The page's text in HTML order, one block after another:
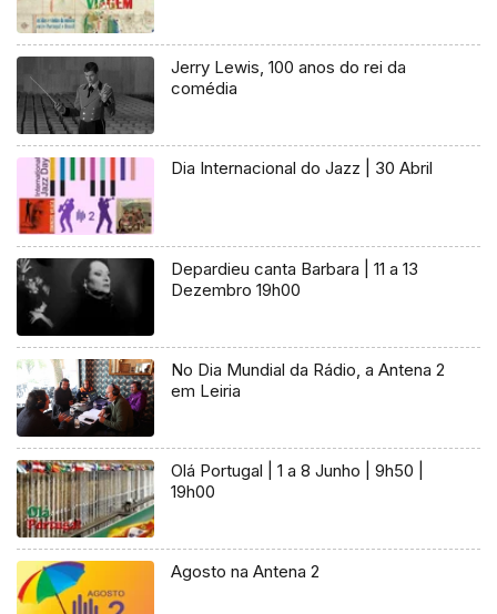
Jerry Lewis, 100 anos do rei da
comédia
Dia Internacional do Jazz | 30 Abril
Depardieu canta Barbara | 11 a 13
Dezembro 19h00
No Dia Mundial da Rádio, a Antena 2
em Leiria
Olá Portugal | 1 a 8 Junho | 9h50 |
19h00
Agosto na Antena 2